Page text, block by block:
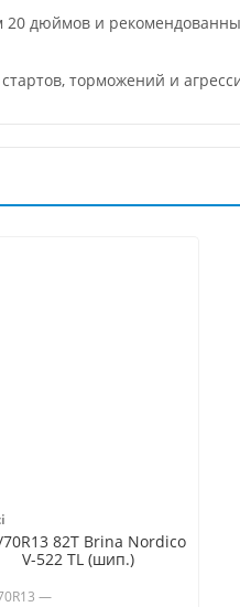
дюймов и
торможений и
82T Brina Nordico
V-522 TL (шип.)
—